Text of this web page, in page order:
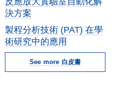
決方案
製程分析技術 (PAT) 在學
術研究中的應用
See more 白皮書